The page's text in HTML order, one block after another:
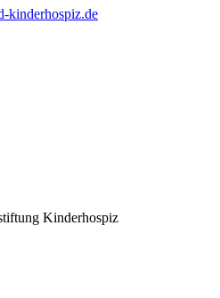
kinderhospiz.de
Kinderhospiz